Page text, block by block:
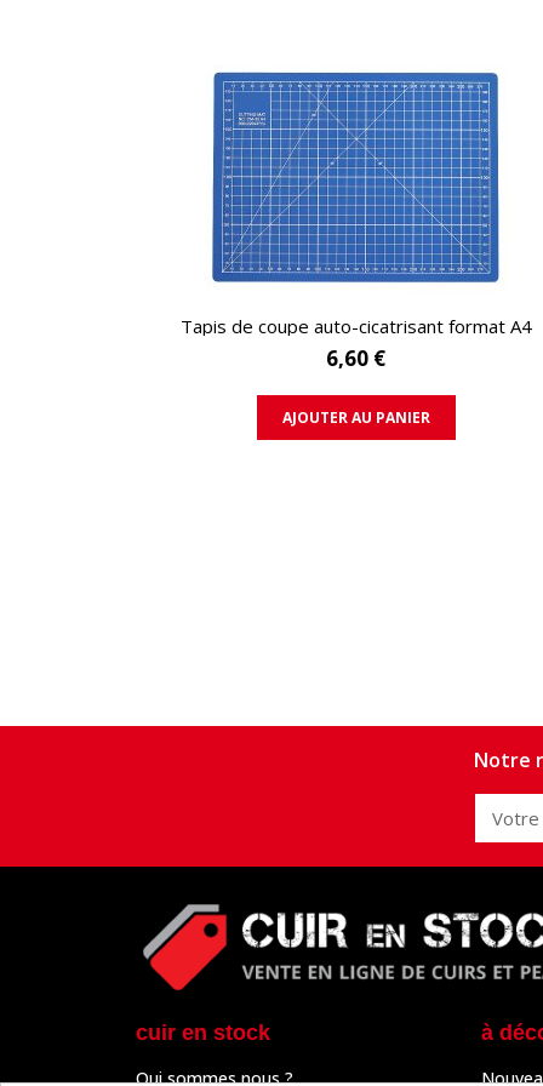
APERÇU RAPIDE
Tapis de coupe auto-cicatrisant format A4
6,60 €
AJOUTER AU PANIER
Notre
cuir en stock
Qui sommes nous ?
à